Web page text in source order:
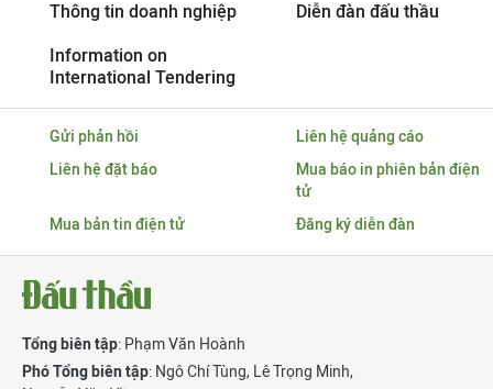
Thông tin doanh nghiệp Diễn đàn đấu thầu
Information on
International Tendering
Gửi phản hồi
Liên hệ quảng cáo
Liên hệ đặt báo
Mua báo in phiên bản điện
tử
Mua bản tin điện tử
Đăng ký diễn đàn
Tổng biên tập: Phạm Văn Hoành
Phó Tổng biên tập: Ngô Chí Tùng, Lê Trọng Minh,